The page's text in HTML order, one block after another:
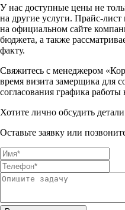
У нас доступные цены не
на другие услуги. Прайс-
на официальном сайте
бюджета, а также
факту.
Свяжитесь с менеджером
время визита замерщика для
согласования графика
Хотите лично обсудить
Оставьте заявку или